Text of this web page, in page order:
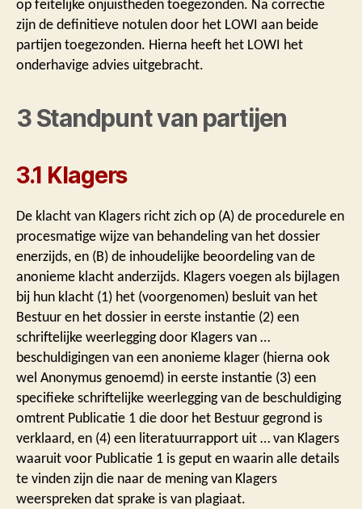
op feitelijke onjuistheden toegezonden. Na correctie
zijn de definitieve notulen door het LOWI aan beide
partijen toegezonden. Hierna heeft het LOWI het
onderhavige advies uitgebracht.
3 Standpunt van partijen
3.1 Klagers
De klacht van Klagers richt zich op (A) de procedurele en
procesmatige wijze van behandeling van het dossier
enerzijds, en (B) de inhoudelijke beoordeling van de
anonieme klacht anderzijds. Klagers voegen als bijlagen
bij hun klacht (1) het (voorgenomen) besluit van het
Bestuur en het dossier in eerste instantie (2) een
schriftelijke weerlegging door Klagers van …
beschuldigingen van een anonieme klager (hierna ook
wel Anonymus genoemd) in eerste instantie (3) een
specifieke schriftelijke weerlegging van de beschuldiging
omtrent Publicatie 1 die door het Bestuur gegrond is
verklaard, en (4) een literatuurrapport uit … van Klagers
waaruit voor Publicatie 1 is geput en waarin alle details
te vinden zijn die naar de mening van Klagers
weerspreken dat sprake is van plagiaat.